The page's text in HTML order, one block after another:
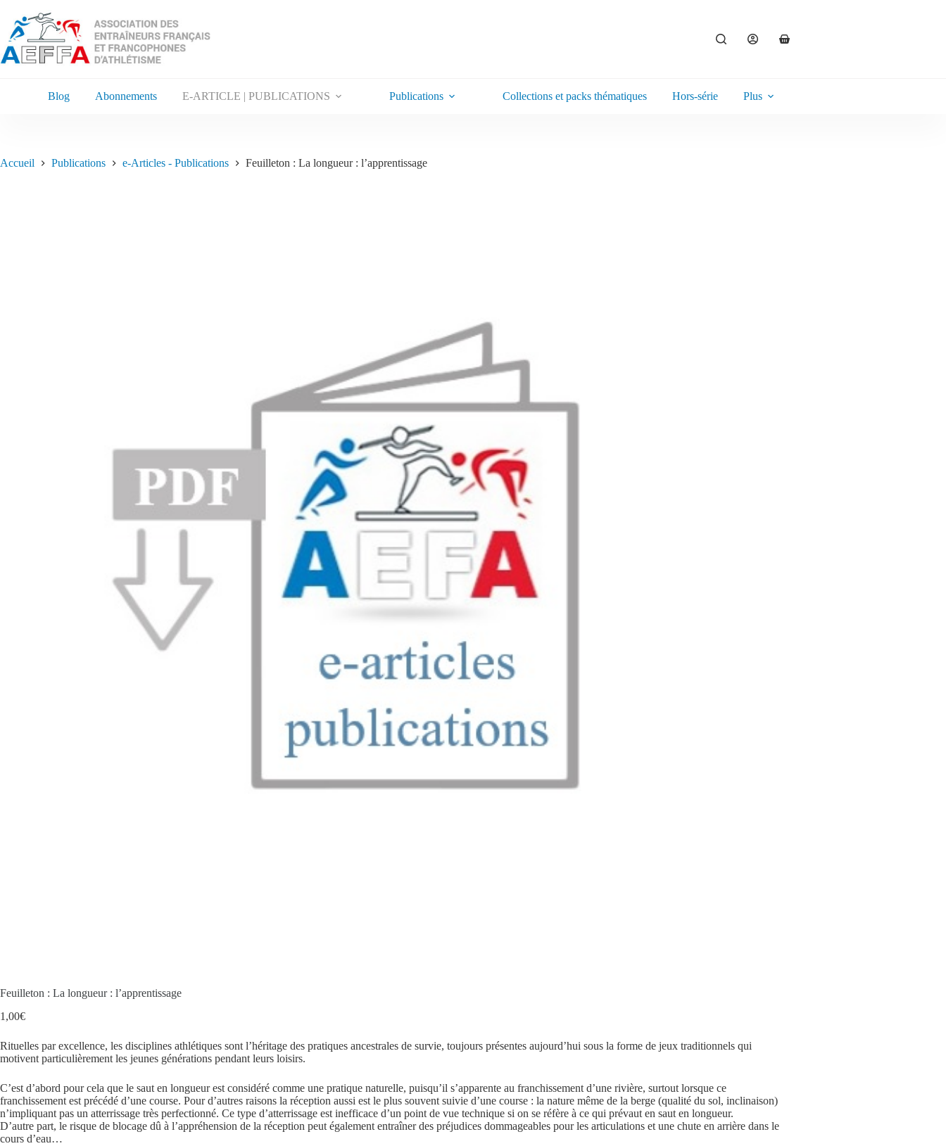
Blog Abonnements E-ARTICLE | PUBLICATIONS Publications Collections et packs thématiques Hors-série Plus
Accueil Publications e-Articles - Publications Feuilleton : La longueur : l’apprentissage
Feuilleton : La longueur : l’apprentissage
1,00€
Rituelles par excellence, les disciplines athlétiques sont l’héritage des pratiques ancestrales de survie, toujours présentes aujourd’hui sous la forme de jeux traditionnels qui
motivent particulièrement les jeunes générations pendant leurs loisirs.
C’est d’abord pour cela que le saut en longueur est considéré comme une pratique naturelle, puisqu’il s’apparente au franchissement d’une rivière, surtout lorsque ce
franchissement est précédé d’une course. Pour d’autres raisons la réception aussi est le plus souvent suivie d’une course : la nature même de la berge (qualité du sol, inclinaison)
n’impliquant pas un atterrissage très perfectionné. Ce type d’atterrissage est inefficace d’un point de vue technique si on se réfère à ce qui prévaut en saut en longueur.
D’autre part, le risque de blocage dû à l’appréhension de la réception peut également entraîner des préjudices dommageables pour les articulations et une chute en arrière dans le
cours d’eau…